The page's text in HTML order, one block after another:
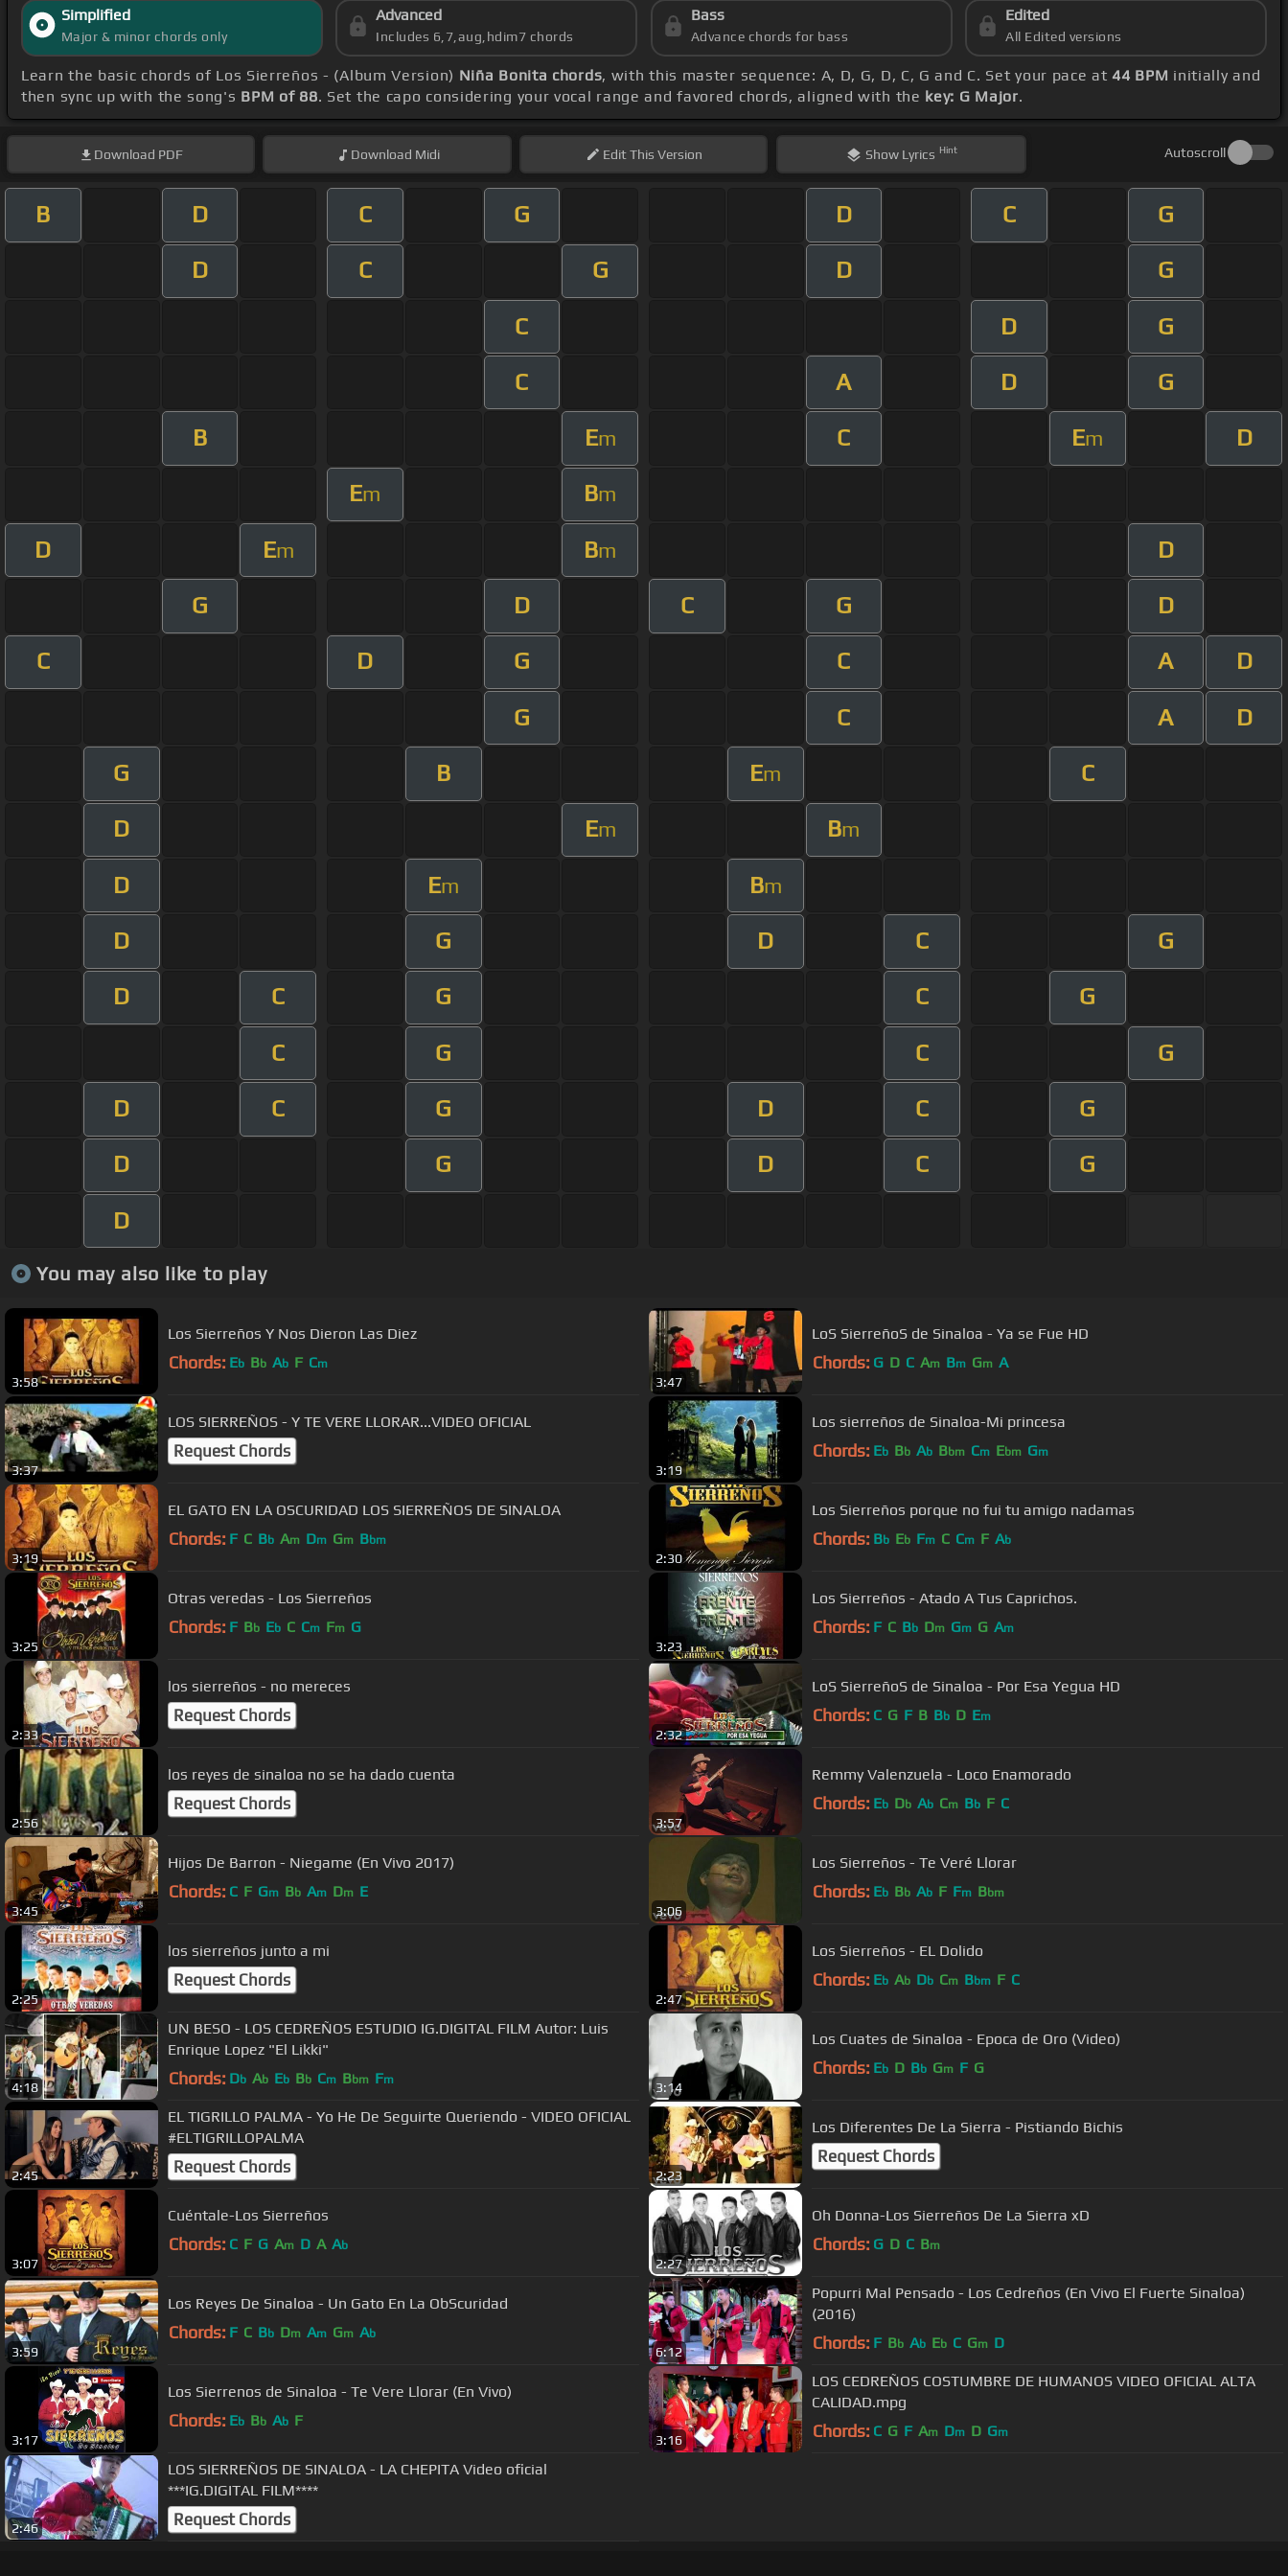
Simplified
Major & minor chords only
Advanced
Includes 6,7,aug,hdim7 chords
Bass
Advance chords for bass
Edited
All Edited versions
Learn the basic chords of Los Sierreños - (Album Version) Niña Bonita chords, with this master sequence: A, D, G, D, C, G and C. Set your pace at44 BPM initially and
then sync up with the song's BPM of 88. Set the capo considering your vocal range and favored chords, aligned with the key: G Major.
Download PDF Download Midi EditThis Version Show Lyrics Hint Autoscroll
B D C G D C G
D C G D G
C D G
C A D G
B Em C Em D
Em Bm
D Em Bm D
G D C G D
C D G C A D
G C A D
G B Em C
D Em Bm
D Em Bm
D G D C G
D C G C G
C G C G
D C G D C G
D G D C G
D
You may also like to play
3:58
Los Sierreños Y Nos Dieron Las Diez
Chords: Eb Bb Ab F Cm
3:47
LoS SierreñoS de Sinaloa - Ya se Fue HD
Chords: G D C Am Bm Gm A
3:37
LOS SIERREÑOS - Y TE VERE LLORAR...VIDEO OFICIAL
Request Chords
3:19
Los sierreños de Sinaloa-Mi princesa
Chords: Eb Bb Ab Bbm Cm Ebm Gm
3:19
EL GATO EN LA OSCURIDAD LOS SIERREÑOS DE SINALOA
Chords: F C Bb Am Dm Gm Bbm
2:30
Los Sierreños porque no fui tu amigo nadamas
Chords: Bb Eb Fm C Cm F Ab
3:25
Otras veredas - Los Sierreños
Chords: F Bb Eb C Cm Fm G
3:23
Los Sierreños - Atado A Tus Caprichos.
Chords: F C Bb Dm Gm G Am
2:33
los sierreños - no mereces
Request Chords
2:32
LoS SierreñoS de Sinaloa - Por Esa Yegua HD
Chords: C G F B Bb D Em
2:56
los reyes de sinaloa no se ha dado cuenta
Request Chords
3:57
Remmy Valenzuela - Loco Enamorado
Chords: Eb Db Ab Cm Bb F C
3:45
Hijos De Barron - Niegame (En Vivo 2017)
Chords: C F Gm Bb Am Dm E
3:06
Los Sierreños - Te Veré Llorar
Chords: Eb Bb Ab F Fm Bbm
2:25
los sierreños junto a mi
Request Chords
2:47
Los Sierreños - EL Dolido
Chords: Eb Ab Db Cm Bbm F C
4:18
UN BESO - LOS CEDREÑOS ESTUDIO IG.DIGITAL FILM Autor: Luis
Enrique Lopez "El Likki"
Chords: Db Ab Eb Bb Cm Bbm Fm
3:14
Los Cuates de Sinaloa - Epoca de Oro (Video)
Chords: Eb D Bb Gm F G
2:45
EL TIGRILLO PALMA - Yo He De Seguirte Queriendo - VIDEO OFICIAL
#ELTIGRILLOPALMA
Request Chords 2:23
Los Diferentes De La Sierra - Pistiando Bichis
Request Chords
3:07
Cuéntale-Los Sierreños
Chords: C F G Am D A Ab
2:27
Oh Donna-Los Sierreños De La Sierra xD
Chords: G D C Bm
3:59
Los Reyes De Sinaloa - Un Gato En La ObScuridad
Chords: F C Bb Dm Am Gm Ab
6:12
Popurri Mal Pensado - Los Cedreños (En Vivo El Fuerte Sinaloa)
(2016)
Chords: F Bb Ab Eb C Gm D
3:17
Los Sierrenos de Sinaloa - Te Vere Llorar (En Vivo)
Chords: Eb Bb Ab F
3:16
LOS CEDREÑOS COSTUMBRE DE HUMANOS VIDEO OFICIAL ALTA
CALIDAD.mpg
Chords: C G F Am Dm D Gm
2:46
LOS SIERREÑOS DE SINALOA - LA CHEPITA Video oficial
***IG.DIGITAL FILM****
Request Chords